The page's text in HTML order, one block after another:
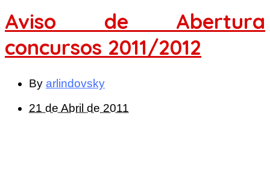
Aviso de Abertura
concursos 2011/2012
By arlindovsky
21 de Abril de 2011